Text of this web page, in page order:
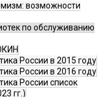
возможности
по обслуживанию
России в 2015 году
России в 2016 году
России список
гг.)